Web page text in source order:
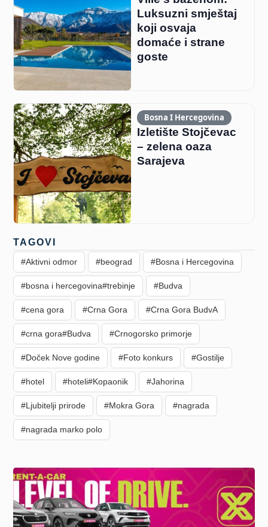
Luksuzni smještaj
koji osvaja
domaće i strane
goste
Bosna I Hercegovina
Izletište Stojčevac
– zelena oaza
Sarajeva
TAGOVI
#Aktivni odmor #beograd #Bosna i Hercegovina
#bosna i hercegovina#trebinje #Budva
#cena gora #Crna Gora #Crna Gora BudvA
#crna gora#Budva #Crnogorsko primorje
#Doček Nove godine #Foto konkurs #Gostilje
#hotel #hoteli#Kopaonik #Jahorina
#Ljubitelji prirode #Mokra Gora #nagrada
#nagrada marko polo